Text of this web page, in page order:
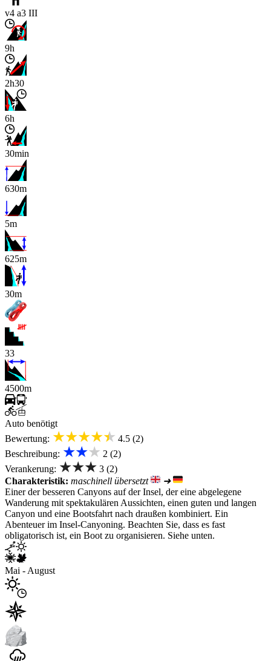
v4 a3 III
9h
2h30
6h
30min
630m
5m
625m
x
30m
33
4500m
Auto benötigt
Bewertung: ★★★★★ 4.5 (2)
Beschreibung: ★★★ 2 (2)
Verankerung: ★★★ 3 (2)
Charakteristik: maschinell übersetzt
➜
Einer der besseren Canyons auf der Insel, der eine abgelegene
Wanderung mit spektakulären Aussichten, einen guten und langen
Canyon und eine Bootsfahrt nach draußen kombiniert. Ein
Abenteuer im Insel-Canyoning. Beachten Sie, dass es fast
obligatorisch ist, ein Boot zu organisieren. Siehe unten.
Mai - August